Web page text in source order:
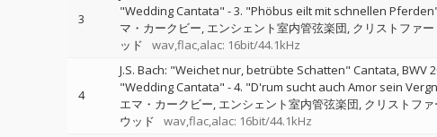
3
"Wedding Cantata" - 3. "Phöbus eilt mit schnellen
マ・カークビー エンシェント室内管弦楽団 クリストファー
ッド
wav,flac,alac: 16bit/44.1kHz
4
J.S. Bach: "Weichet nur, betrübte Schatten" Cantata, BWV
"Wedding Cantata" - 4. "D'rum sucht auch Amor sein
エマ・カークビー エンシェント室内管弦楽団 クリストフ
ウッド
wav,flac,alac: 16bit/44.1kHz